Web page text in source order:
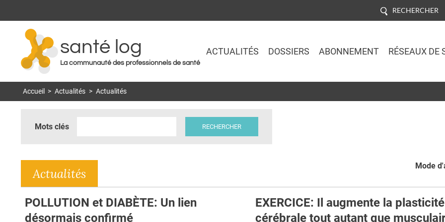
RECHERCHER
santé log
La communauté des professionnels de santé
ACTUALITÉS DOSSIERS ABONNEMENT RÉSEAUX DE
Accueil > Actualités > Actualités
Mots clés
Mode
Actualités
POLLUTION et DIABÈTE: Un lien
désormais confirmé
EXERCICE: Il augmente la plasticité
cérébrale tout autant que